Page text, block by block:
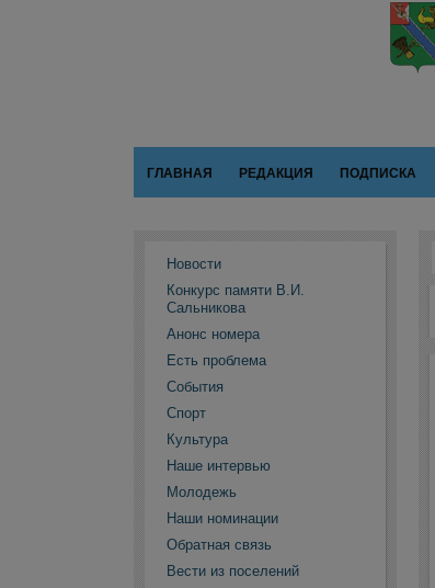
ГЛАВНАЯ РЕДАКЦИЯ ПОДПИСКА
Новости
Конкурс памяти В.И.
Сальникова
Анонс номера
Есть проблема
События
Спорт
Культура
Наше интервью
Молодежь
Наши номинации
Обратная связь
Вести из поселений